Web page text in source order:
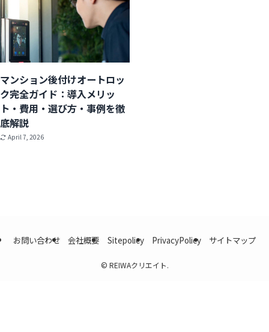
マンション後付けオートロッ
ク完全ガイド：導入メリッ
ト・費用・選び方・事例を徹
底解説
April 7, 2026
お問い合わせ 会社概要 Sitepolicy PrivacyPolicy サイトマップ
© REIWAクリエイト.